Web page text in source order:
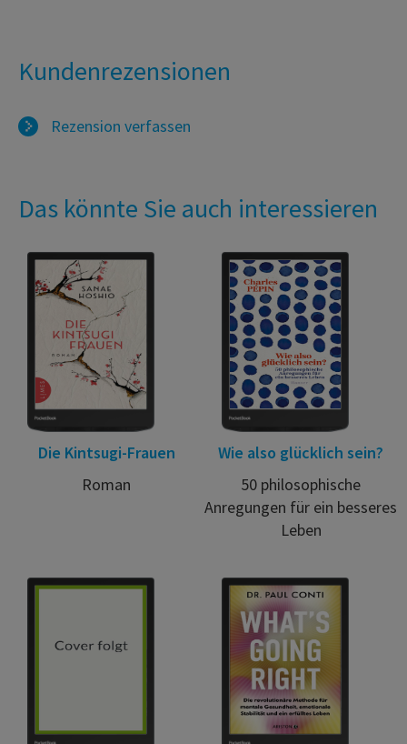
Kundenrezensionen
Rezension verfassen
Das könnte Sie auch interessieren
Die Kintsugi-Frauen
Roman
Wie also glücklich sein?
50 philosophische
Anregungen für ein besseres
Leben